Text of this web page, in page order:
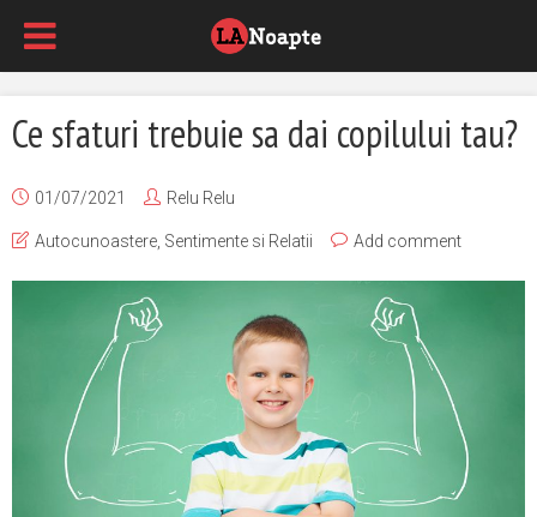
Ce sfaturi trebuie sa dai copilului tau?
01/07/2021 Relu Relu
Autocunoastere Sentimente si Relatii Add comment